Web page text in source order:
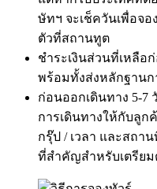
ษัทฯ จะเช็ควันเพื่อจอ
ตัวที่สถานทูต
ชำระเงินส่วนที่เหลือ
พร้อมทั้งส่งหลักฐานก
ก่อนออกเดินทาง 5-7
การเดินทางให้กับลูก
กรุ๊ป / เวลา และสถา
ที่สำคัญสำหรับเตรียม